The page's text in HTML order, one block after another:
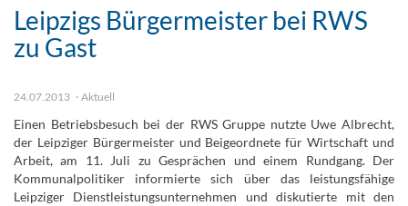
Leipzigs Bürgermeister bei RWS
zu Gast
24.07.2013 Aktuell
Einen Betriebsbesuch bei der RWS Gruppe nutzte Uwe Albrecht,
der Leipziger Bürgermeister und Beigeordnete für Wirtschaft und
Arbeit, am 11. Juli zu Gesprächen und einem Rundgang. Der
Kommunalpolitiker informierte sich über das leistungsfähige
Leipziger Dienstleistungsunternehmen und diskutierte mit den